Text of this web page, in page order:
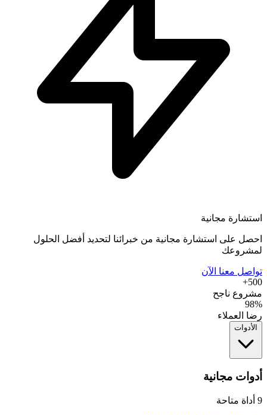
استشارة مجانية
احصل على استشارة مجانية من خبرائنا لتحديد أفضل الحلول
لمشروعك
تواصل معنا الآن
500+
مشروع ناجح
98%
رضا العملاء
الأدوات
أدوات مجانية
9 أداة متاحة